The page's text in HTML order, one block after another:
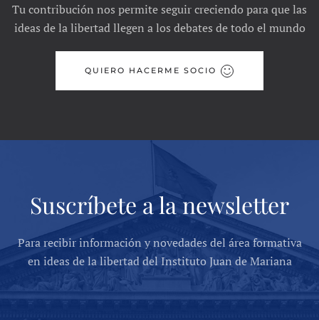
Tu contribución nos permite seguir creciendo para que las
ideas de la libertad llegen a los debates de todo el mundo
QUIERO HACERME SOCIO
Suscríbete a la newsletter
Para recibir información y novedades del área formativa
en ideas de la libertad del Instituto Juan de Mariana